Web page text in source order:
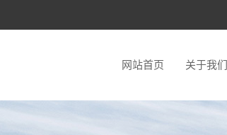
网站首页 关于我们